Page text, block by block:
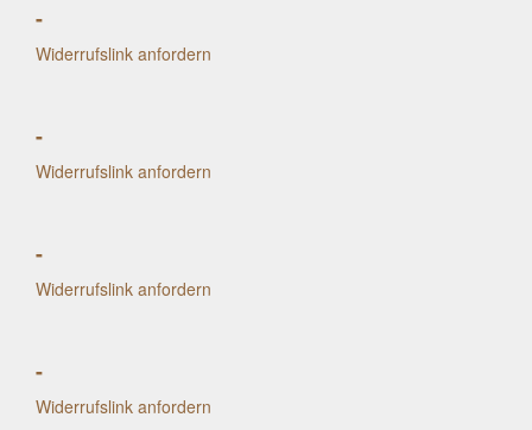
-
Widerrufslink anfordern
-
Widerrufslink anfordern
-
Widerrufslink anfordern
-
Widerrufslink anfordern